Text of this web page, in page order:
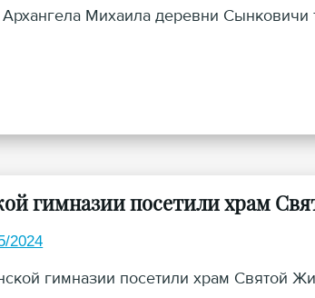
Михаила деревни
гимназии посетили храм
2024
гимназии посетили храм Святой